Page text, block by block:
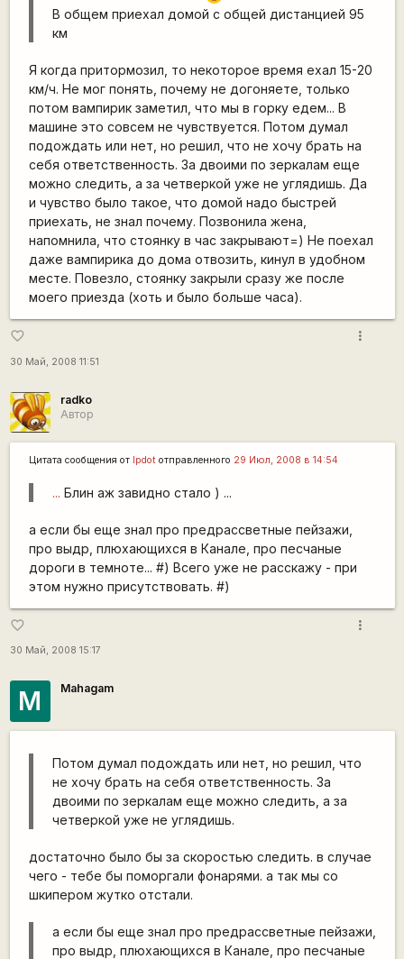
В общем приехал домой с общей дистанцией 95
км
Я когда притормозил, то некоторое время ехал 15-20
км/ч. Не мог понять, почему не догоняете, только
потом вампирик заметил, что мы в горку едем... В
машине это совсем не чувствуется. Потом думал
подождать или нет, но решил, что не хочу брать на
себя ответственность. За двоими по зеркалам еще
можно следить, а за четверкой уже не углядишь. Да
и чувство было такое, что домой надо быстрей
приехать, не знал почему. Позвонила жена,
напомнила, что стоянку в час закрывают=) Не поехал
даже вампирика до дома отвозить, кинул в удобном
месте. Повезло, стоянку закрыли сразу же после
моего приезда (хоть и было больше часа).
favorite_border
30 Май, 2008 11:51
more_vert
radko
Автор
Цитата сообщения от lpdotотправленного 29 Июл, 2008 в 14:54
... Блин аж завидно стало ) ...
а если бы еще знал про предрассветные пейзажи,
про выдр, плюхающихся в Канале, про песчаные
дороги в темноте... #) Всего уже не расскажу - при
этом нужно присутствовать. #)
favorite_border
30 Май, 2008 15:17
more_vert
M Mahagam
Потом думал подождать или нет, но решил, что
не хочу брать на себя ответственность. За
двоими по зеркалам еще можно следить, а за
четверкой уже не углядишь.
достаточно было бы за скоростью следить. в случае
чего - тебе бы поморгали фонарями. а так мы со
шкипером жутко отстали.
а если бы еще знал про предрассветные пейзажи,
про выдр, плюхающихся в Канале, про песчаные